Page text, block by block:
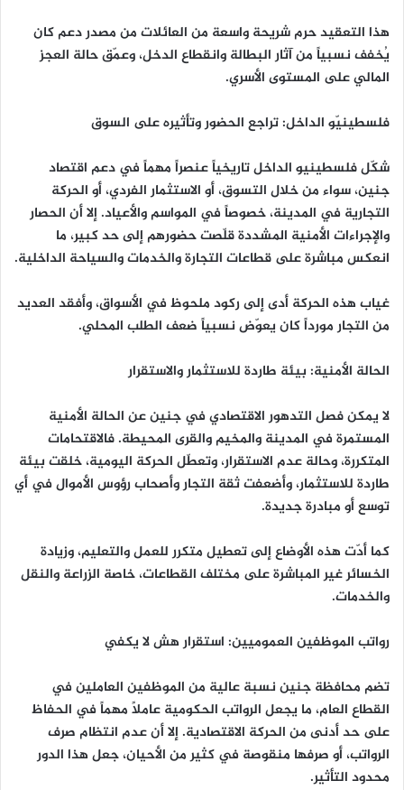
هذا التعقيد حرم شريحة واسعة من العائلات من مصدر دعم كان
يُخفف نسبياً من آثار البطالة وانقطاع الدخل، وعمّق حالة العجز
المالي على المستوى الأسري.
فلسطينيّو الداخل: تراجع الحضور وتأثيره على السوق
شكّل فلسطينيو الداخل تاريخياً عنصراً مهماً في دعم اقتصاد
جنين، سواء من خلال التسوق، أو الاستثمار الفردي، أو الحركة
التجارية في المدينة، خصوصاً في المواسم والأعياد. إلا أن الحصار
والإجراءات الأمنية المشددة قلّصت حضورهم إلى حد كبير، ما
انعكس مباشرة على قطاعات التجارة والخدمات والسياحة الداخلية.
غياب هذه الحركة أدى إلى ركود ملحوظ في الأسواق، وأفقد العديد
من التجار مورداً كان يعوّض نسبياً ضعف الطلب المحلي.
الحالة الأمنية: بيئة طاردة للاستثمار والاستقرار
لا يمكن فصل التدهور الاقتصادي في جنين عن الحالة الأمنية
المستمرة في المدينة والمخيم والقرى المحيطة. فالاقتحامات
المتكررة، وحالة عدم الاستقرار، وتعطّل الحركة اليومية، خلقت بيئة
طاردة للاستثمار، وأضعفت ثقة التجار وأصحاب رؤوس الأموال في أي
توسع أو مبادرة جديدة.
كما أدّت هذه الأوضاع إلى تعطيل متكرر للعمل والتعليم، وزيادة
الخسائر غير المباشرة على مختلف القطاعات، خاصة الزراعة والنقل
والخدمات.
رواتب الموظفين العموميين: استقرار هش لا يكفي
تضم محافظة جنين نسبة عالية من الموظفين العاملين في
القطاع العام، ما يجعل الرواتب الحكومية عاملاً مهماً في الحفاظ
على حد أدنى من الحركة الاقتصادية. إلا أن عدم انتظام صرف
الرواتب، أو صرفها منقوصة في كثير من الأحيان، جعل هذا الدور
محدود التأثير.